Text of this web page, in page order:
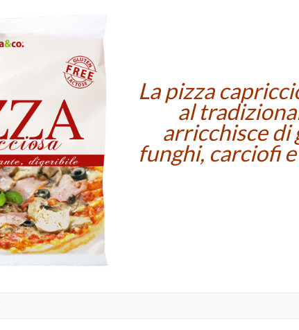
La pizza
al
arricchisce di
funghi, carciofi